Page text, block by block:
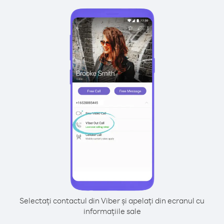
Selectați contactul din Viber și apelați din ecranul cu
informațiile sale